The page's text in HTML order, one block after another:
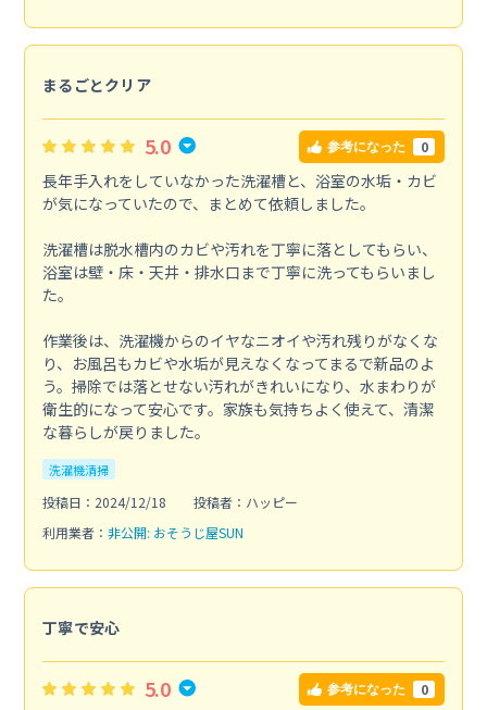
まるごとクリア
5.0 参考になった 0
長年手入れをしていなかった洗濯槽と、浴室の水垢・カビ
が気になっていたので、まとめて依頼しました。
洗濯槽は脱水槽内のカビや汚れを丁寧に落としてもらい、
浴室は壁・床・天井・排水口まで丁寧に洗ってもらいまし
た。
作業後は、洗濯機からのイヤなニオイや汚れ残りがなくな
り、お風呂もカビや水垢が見えなくなってまるで新品のよ
う。掃除では落とせない汚れがきれいになり、水まわりが
衛生的になって安心です。家族も気持ちよく使えて、清潔
な暮らしが戻りました。
洗濯機清掃
投稿日：2024/12/18
投稿者：ハッピー
利用業者： 非公開: おそうじ屋SUN
丁寧で安心
5.0 参考になった 0